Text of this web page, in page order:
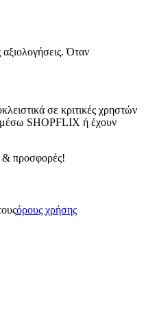
Όταν
σε κριτικές χρηστών
μέσω SHOPFLIX ή έχουν
& προσφορές!
όρους χρήσης